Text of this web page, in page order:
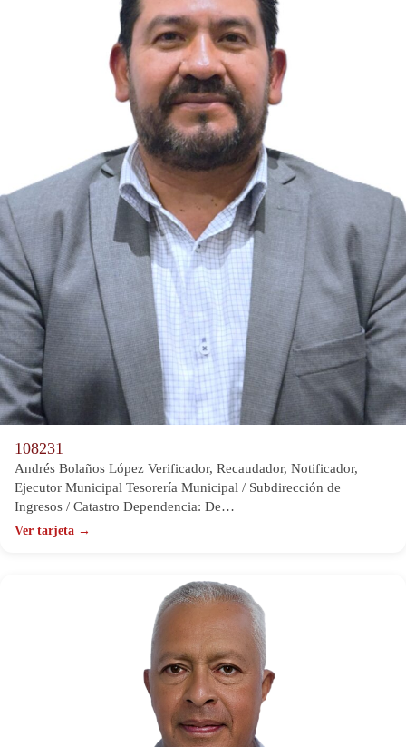
108231
Andrés Bolaños López Verificador, Recaudador, Notificador,
Ejecutor Municipal Tesorería Municipal / Subdirección de
Ingresos / Catastro Dependencia: De…
Ver tarjeta →